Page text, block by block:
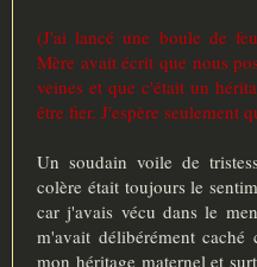
(J'ai lancé une boule de
Mère avait écrit que nous
veines et que c'était un
être fier. J'espère seulement
Un soudain voile de
colère était toujours le
car j'avais vécu dans le
m'avait délibérément
mon héritage maternel et